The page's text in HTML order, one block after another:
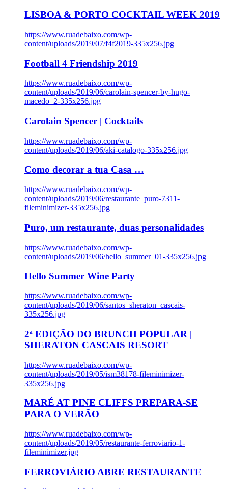
LISBOA & PORTO COCKTAIL WEEK 2019
https://www.ruadebaixo.com/wp-
content/uploads/2019/07/f4f2019-335x256.jpg
Football 4 Friendship 2019
https://www.ruadebaixo.com/wp-
content/uploads/2019/06/carolain-spencer-by-hugo-
macedo_2-335x256.jpg
Carolain Spencer | Cocktails
https://www.ruadebaixo.com/wp-
content/uploads/2019/06/aki-catalogo-335x256.jpg
Como decorar a tua Casa …
https://www.ruadebaixo.com/wp-
content/uploads/2019/06/restaurante_puro-7311-
fileminimizer-335x256.jpg
Puro, um restaurante, duas personalidades
https://www.ruadebaixo.com/wp-
content/uploads/2019/06/hello_summer_01-335x256.jpg
Hello Summer Wine Party
https://www.ruadebaixo.com/wp-
content/uploads/2019/06/santos_sheraton_cascais-
335x256.jpg
2ª EDIÇÃO DO BRUNCH POPULAR |
SHERATON CASCAIS RESORT
https://www.ruadebaixo.com/wp-
content/uploads/2019/05/ism38178-fileminimizer-
335x256.jpg
MARÉ AT PINE CLIFFS PREPARA-SE
PARA O VERÃO
https://www.ruadebaixo.com/wp-
content/uploads/2019/05/restaurante-ferroviario-1-
fileminimizer.jpg
FERROVIÁRIO ABRE RESTAURANTE